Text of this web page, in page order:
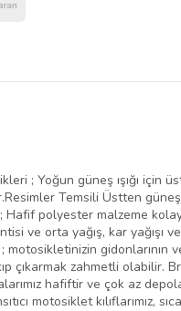
; Yoğun güneş ışığı için
Temsili Üstten
Hafif polyester malzeme
ve orta yağış, kar yağışı
motosikletinizin
çıkarmak zahmetli olabilir.
hafiftir ve çok az
motosiklet